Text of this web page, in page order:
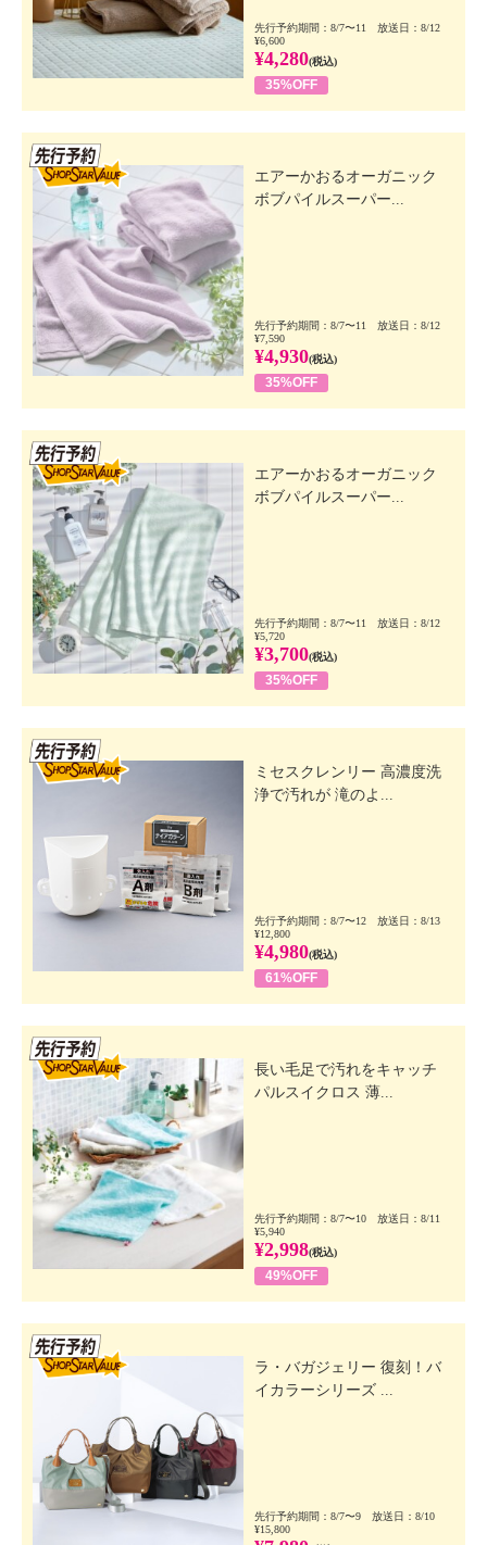
先行予約期間：8/7〜11 放送日：8/12
¥6,600
¥4,280(税込)
35%OFF
エアーかおるオーガニック
ボブパイルスーパー...
先行予約期間：8/7〜11 放送日：8/12
¥7,590
¥4,930(税込)
35%OFF
エアーかおるオーガニック
ボブパイルスーパー...
先行予約期間：8/7〜11 放送日：8/12
¥5,720
¥3,700(税込)
35%OFF
ミセスクレンリー 高濃度洗
浄で汚れが 滝のよ...
先行予約期間：8/7〜12 放送日：8/13
¥12,800
¥4,980(税込)
61%OFF
長い毛足で汚れをキャッチ
パルスイクロス 薄...
先行予約期間：8/7〜10 放送日：8/11
¥5,940
¥2,998(税込)
49%OFF
ラ・バガジェリー 復刻！バ
イカラーシリーズ ...
先行予約期間：8/7〜9 放送日：8/10
¥15,800